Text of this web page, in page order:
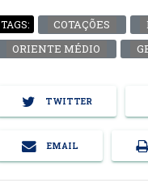
TAGS: COTAÇÕES
ORIENTE MÉDIO
TWITTER
EMAIL